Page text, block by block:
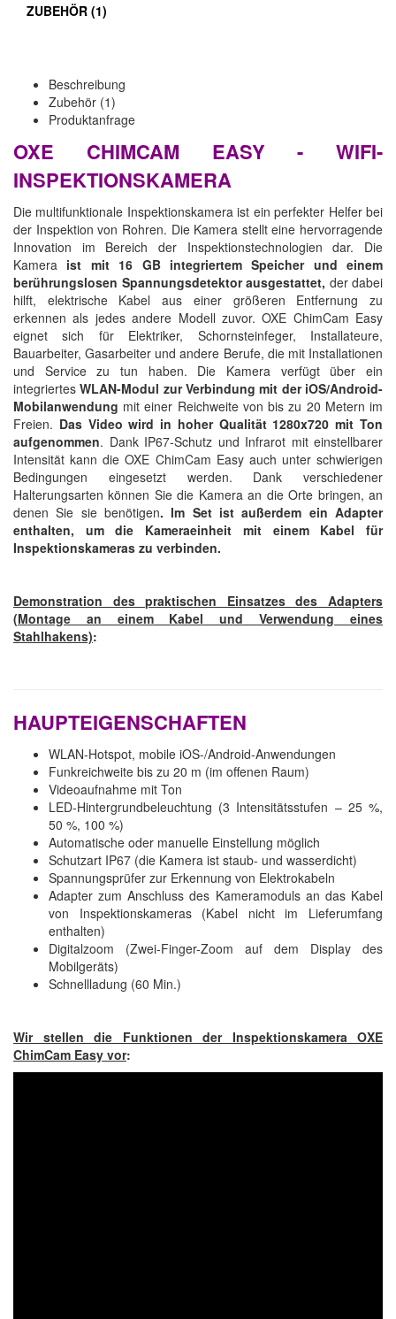
ZUBEHÖR (1)
Beschreibung
Zubehör (1)
Produktanfrage
OXE CHIMCAM EASY - WIFI-
INSPEKTIONSKAMERA
Die multifunktionale Inspektionskamera ist ein perfekter Helfer bei
der Inspektion von Rohren. Die Kamera stellt eine hervorragende
Innovation im Bereich der Inspektionstechnologien dar. Die
Kamera ist mit 16 GB integriertem Speicher und einem
berührungslosen Spannungsdetektor ausgestattet, der dabei
hilft, elektrische Kabel aus einer größeren Entfernung zu
erkennen als jedes andere Modell zuvor. OXE ChimCam Easy
eignet sich für Elektriker, Schornsteinfeger, Installateure,
Bauarbeiter, Gasarbeiter und andere Berufe, die mit Installationen
und Service zu tun haben. Die Kamera verfügt über ein
integriertesWLAN-Modul zur Verbindung mit der iOS/Android-
Mobilanwendung mit einer Reichweite von bis zu 20 Metern im
Freien. Das Video wird in hoher Qualität 1280x720 mit Ton
aufgenommen. Dank IP67-Schutz und Infrarot mit einstellbarer
Intensität kann die OXE ChimCam Easy auch unter schwierigen
Bedingungen eingesetzt werden. Dank verschiedener
Halterungsarten können Sie die Kamera an die Orte bringen, an
denen Sie sie benötigen. Im Set ist außerdem ein Adapter
enthalten, um die Kameraeinheit mit einem Kabel für
Inspektionskameras zu verbinden.
Demonstration des praktischen Einsatzes des Adapters
(Montage an einem Kabel und Verwendung eines
Stahlhakens):
HAUPTEIGENSCHAFTEN
WLAN-Hotspot, mobile iOS-/Android-Anwendungen
Funkreichweite bis zu 20 m (im offenen Raum)
Videoaufnahme mit Ton
LED-Hintergrundbeleuchtung (3 Intensitätsstufen – 25 %,
50 %, 100 %)
Automatische oder manuelle Einstellung möglich
Schutzart IP67 (die Kamera ist staub- und wasserdicht)
Spannungsprüfer zur Erkennung von Elektrokabeln
Adapter zum Anschluss des Kameramoduls an das Kabel
von Inspektionskameras (Kabel nicht im Lieferumfang
enthalten)
Digitalzoom (Zwei-Finger-Zoom auf dem Display des
Mobilgeräts)
Schnellladung (60 Min.)
Wir stellen die Funktionen der Inspektionskamera OXE
ChimCam Easy vor: